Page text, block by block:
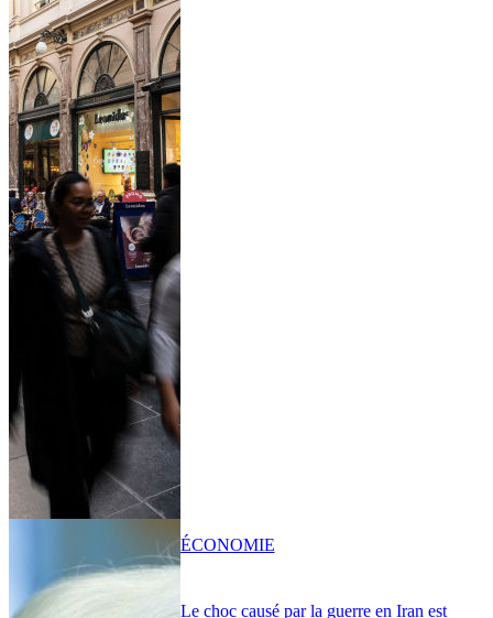
Le choc causé par la guerre en Iran est
ÉCONOMIE